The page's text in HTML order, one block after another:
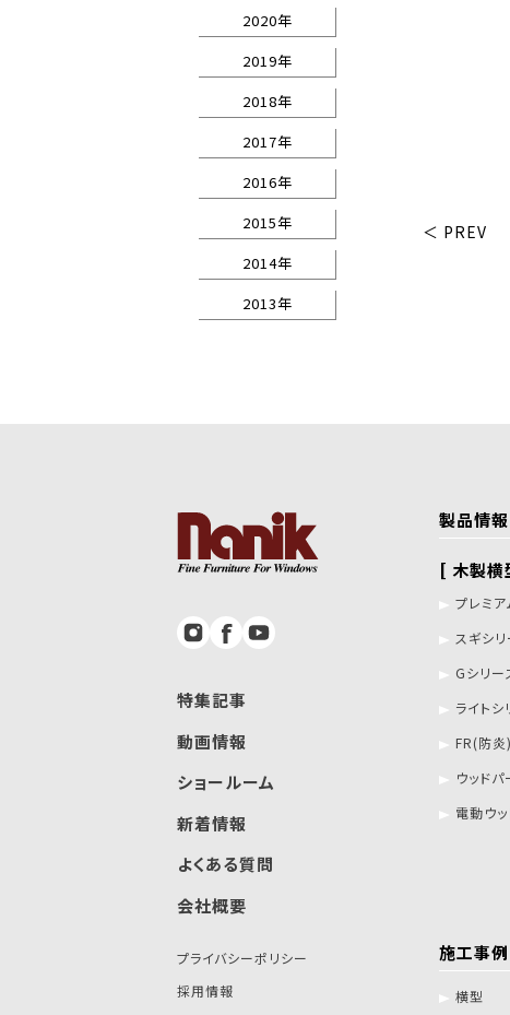
2020年
2019年
2018年
2017年
2016年
2015年
2014年
2013年
＜ PREV
製品情報
[ 木製横
プレミア
スギシ
Gシリー
ライトシ
FR(防炎
ウッド
電動ウ
施工事例
横型
特集記事
動画情報
ショールーム
新着情報
よくある質問
会社概要
プライバシーポリシー
採用情報